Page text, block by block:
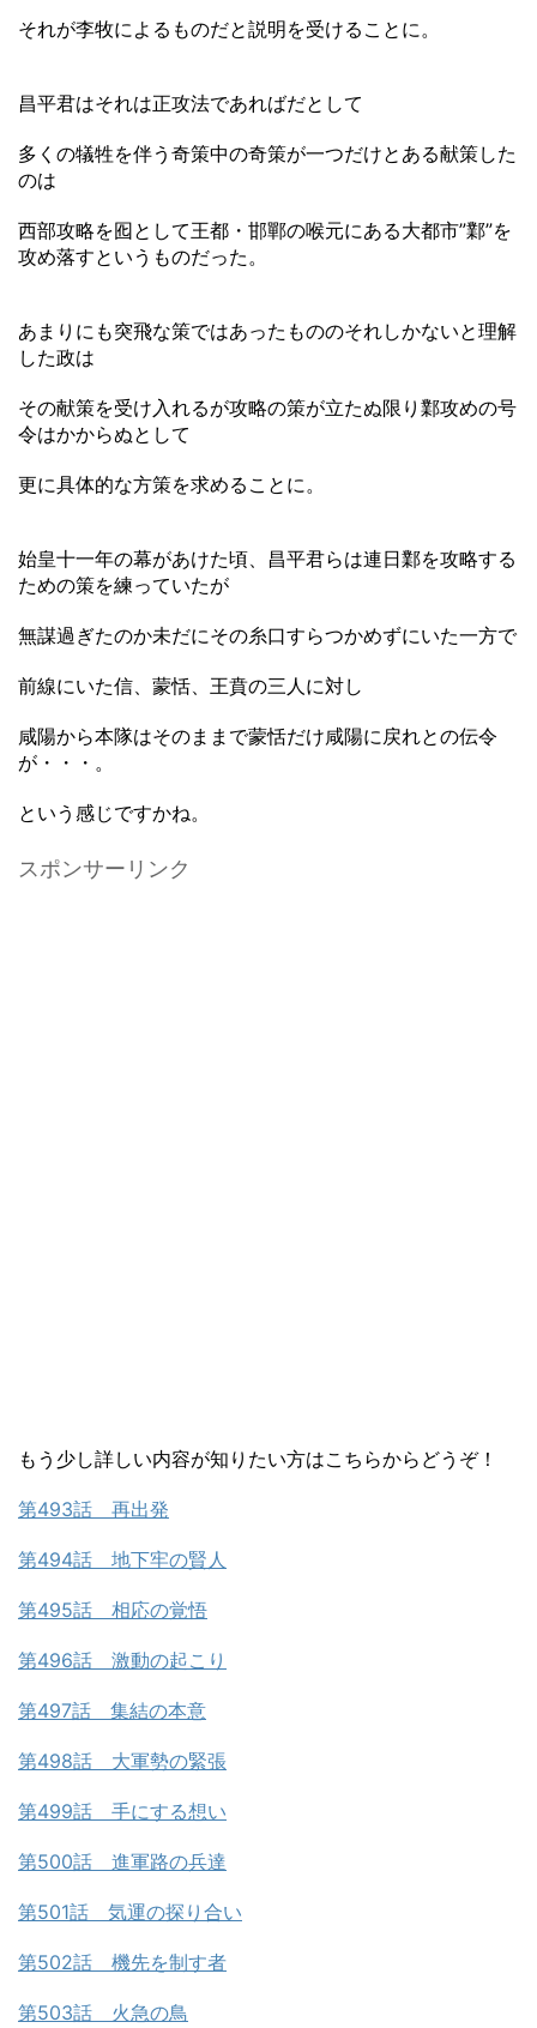
それが李牧によるものだと説明を受けることに。
昌平君はそれは正攻法であればだとして
多くの犠牲を伴う奇策中の奇策が一つだけとある献策した
のは
西部攻略を囮として王都・邯鄲の喉元にある大都市”鄴”を
攻め落すというものだった。
あまりにも突飛な策ではあったもののそれしかないと理解
した政は
その献策を受け入れるが攻略の策が立たぬ限り鄴攻めの号
令はかからぬとして
更に具体的な方策を求めることに。
始皇十一年の幕があけた頃、昌平君らは連日鄴を攻略する
ための策を練っていたが
無謀過ぎたのか未だにその糸口すらつかめずにいた一方で
前線にいた信、蒙恬、王賁の三人に対し
咸陽から本隊はそのままで蒙恬だけ咸陽に戻れとの伝令
が・・・。
という感じですかね。
スポンサーリンク
もう少し詳しい内容が知りたい方はこちらからどうぞ！
第493話 再出発
第494話 地下牢の賢人
第495話 相応の覚悟
第496話 激動の起こり
第497話 集結の本意
第498話 大軍勢の緊張
第499話 手にする想い
第500話 進軍路の兵達
第501話 気運の探り合い
第502話 機先を制す者
第503話 火急の鳥